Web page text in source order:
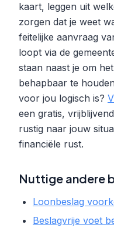
kaart, leggen uit
zorgen dat je weet
feitelijke aanvraag
loopt via de
staan naast je om
behapbaar te
voor jou logisch is?
een gratis,
rustig naar jouw
financiële rust.
Nuttige andere
Loonbeslag
Beslagvrije voet